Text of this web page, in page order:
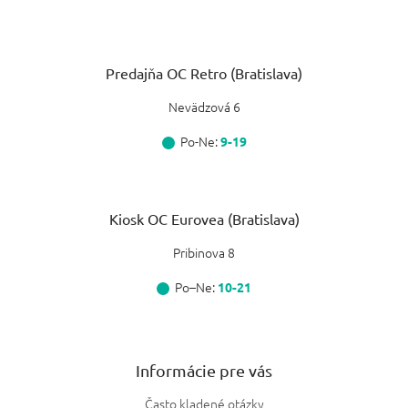
Predajňa OC Retro (Bratislava)
Nevädzová 6
Po-Ne:9-19
Kiosk OC Eurovea (Bratislava)
Pribinova 8
Po–Ne: 10-21
Informácie pre vás
Často kladené otázky